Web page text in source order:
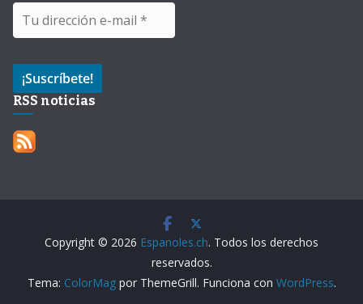
RSS noticias
Copyright © 2026 Espanoles.ch. Todos los derechos
reservados.
Tema: ColorMagpor ThemeGrill. Funciona con WordPress.